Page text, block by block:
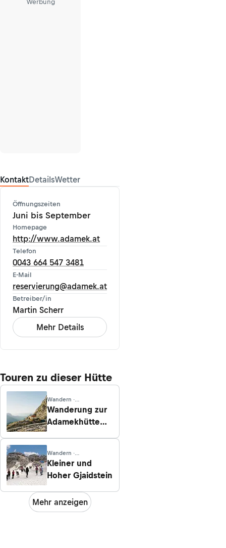
Werbung
KontaktDetailsWetter
Öffnungszeiten
Juni bis September
Homepage
http://www.adamek.at
Telefon
0043 664 547 3481
E-Mail
reservierung@adamek.at
Betreiber/in
Martin Scherr
Mehr Details
Touren zu dieser Hütte
Wandern ·
Oberösterreich
Wanderung zur
Adamekhütte
Wandern ·
Oberösterreich
Kleiner und
Hoher Gjaidstein
Mehr anzeigen